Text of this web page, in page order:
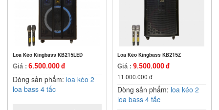
Loa Kéo Kingbass KB215LED
Giá : 6.500.000 đ
Dòng sản phẩm: loa kéo 2
loa bass 4 tấc
Loa Kéo Kingbass KB215Z
Giá : 9.500.000 đ
11.000.000 đ
Dòng sản phẩm: loa kéo 2
loa bass 4 tấc